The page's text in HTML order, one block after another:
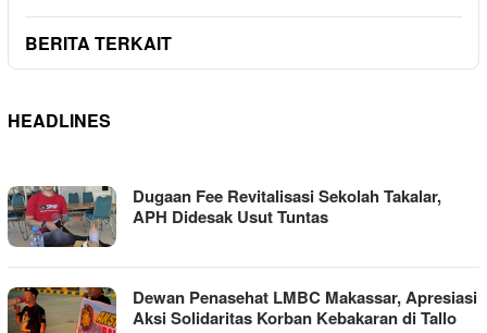
BERITA TERKAIT
HEADLINES
TRANSNUSI
Dugaan Fee Revitalisasi Sekolah Takalar,
APH Didesak Usut Tuntas
Dewan Penasehat LMBC Makassar, Apresiasi
Aksi Solidaritas Korban Kebakaran di Tallo